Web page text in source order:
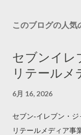
このブログの人気
セブンイレ
リテールメ
6月 16, 2026
セブン‐イレブン・
リテールメディア事